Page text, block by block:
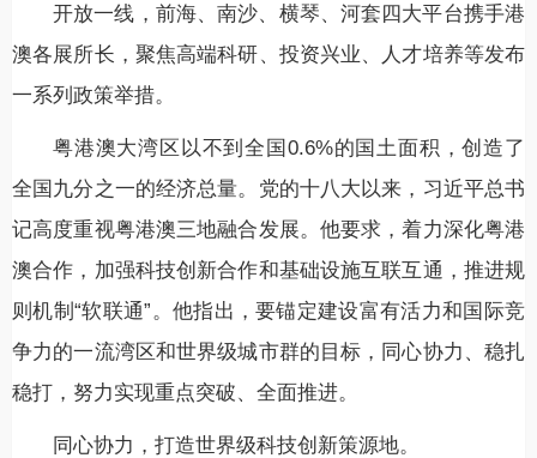
开放一线，前海、南沙、横琴、河套四大平台携手港
澳各展所长，聚焦高端科研、投资兴业、人才培养等发布
一系列政策举措。
粤港澳大湾区以不到全国0.6%的国土面积，创造了
全国九分之一的经济总量。党的十八大以来，习近平总书
记高度重视粤港澳三地融合发展。他要求，着力深化粤港
澳合作，加强科技创新合作和基础设施互联互通，推进规
则机制“软联通”。他指出，要锚定建设富有活力和国际竞
争力的一流湾区和世界级城市群的目标，同心协力、稳扎
稳打，努力实现重点突破、全面推进。
同心协力，打造世界级科技创新策源地。